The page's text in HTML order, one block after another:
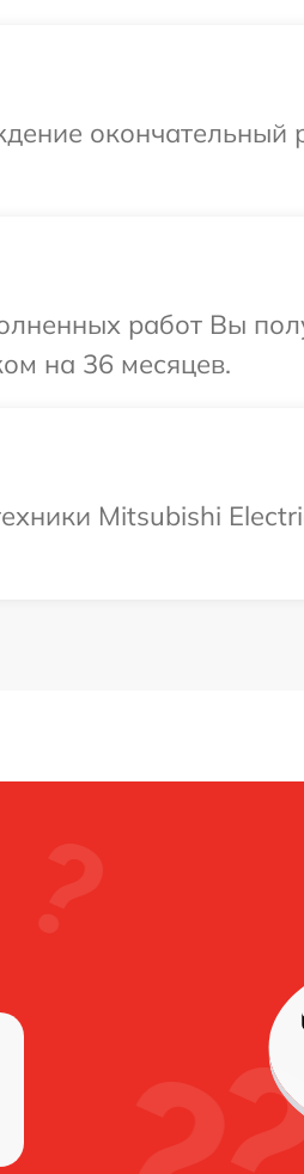
окончательный
работ Вы
на 36 месяцев.
Mitsubishi